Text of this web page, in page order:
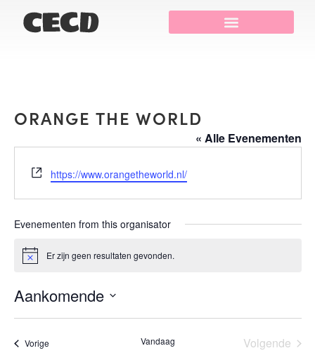
ORANGE THE WORLD
« Alle Evenementen
Website
https://www.orangetheworld.nl/
Evenementen from this organisator
BerichtEr zijn geen resultaten gevonden.
Aankomende
een
VorigeEvenementen Vandaag Volgende